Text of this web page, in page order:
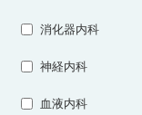
消化器内科
神経内科
血液内科